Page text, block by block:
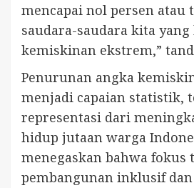
mencapai nol persen atau
saudara-saudara kita
kemiskinan ekstrem,”
Penurunan angka
menjadi capaian statistik,
representasi dari
hidup jutaan warga
menegaskan bahwa fokus
pembangunan inklusif